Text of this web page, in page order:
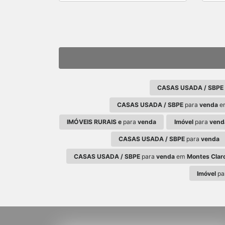
CASAS USADA /
CASAS USADA / SBPEpara venda
IMÓVEIS RURAIS e paravenda Imóvelpara
CASAS USADA / SBPEpara venda
CASAS USADA / SBPE paravenda emMontes
Imóvel